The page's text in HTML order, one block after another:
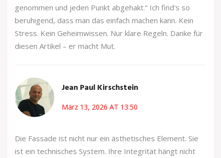
genommen und jeden Punkt abgehakt.“ Ich find's so
beruhigend, dass man das einfach machen kann. Kein
Stress. Kein Geheimwissen. Nur klare Regeln. Danke für
diesen Artikel – er macht Mut.
Jean Paul Kirschstein
März 13, 2026 AT 13:50
Die Fassade ist nicht nur ein ästhetisches Element. Sie
ist ein technisches System. Ihre Integrität hängt nicht